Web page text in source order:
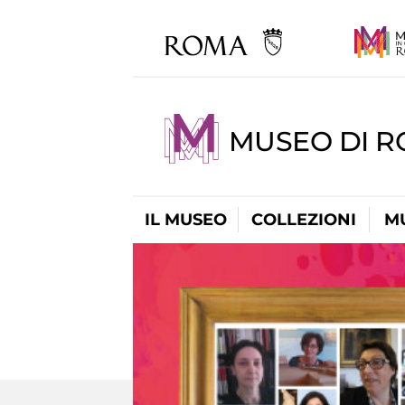
MUSEO DI
IL MUSEO COLLEZIONI